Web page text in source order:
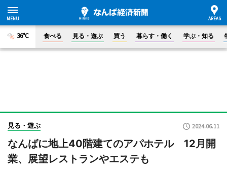
36°C 食べる 見る・遊ぶ 買う 暮らす・働く 学ぶ・知る
見る・遊ぶ 2024.06.11
なんばに地上40階建てのアパホテル 12月開
業、展望レストランやエステも